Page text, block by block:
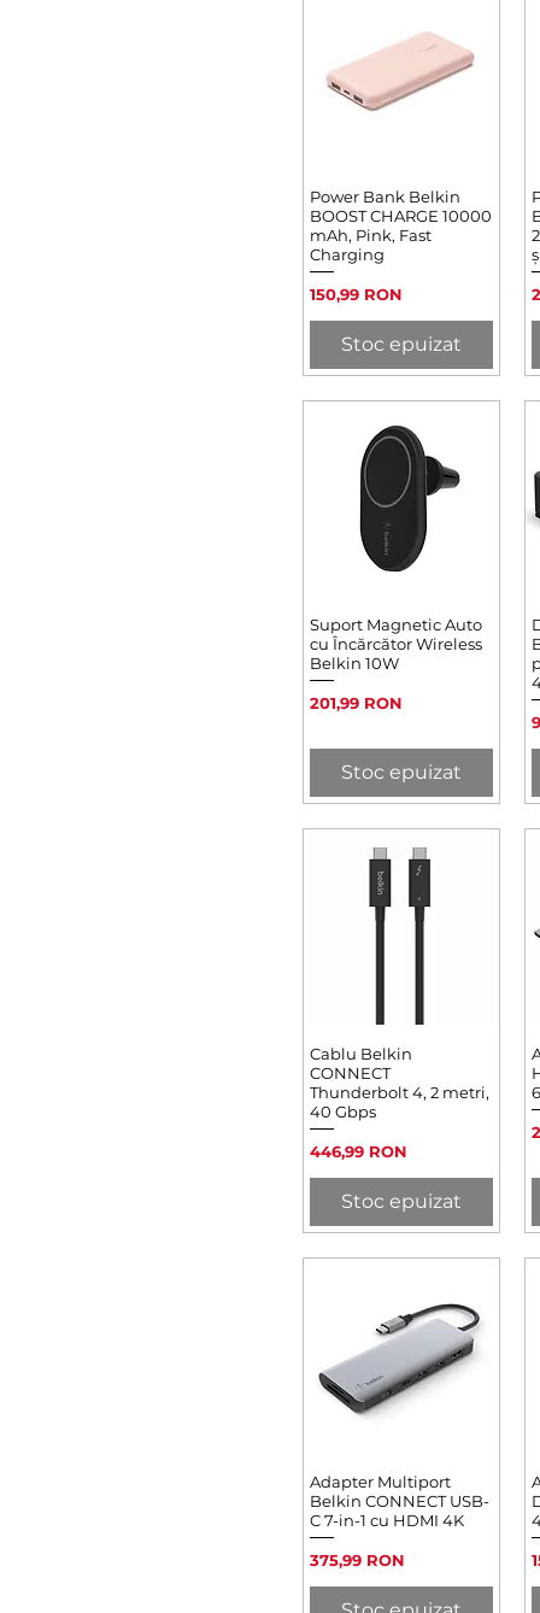
Afișare rapidă
Power Bank Belkin
BOOST CHARGE 10000
mAh, Pink, Fast
Charging
Preț
150,99 RON
Stoc epuizat
Afișare rapidă
Suport Magnetic Auto
cu Încărcător Wireless
Belkin 10W
Preț
201,99 RON
Stoc epuizat
Afișare rapidă
Cablu Belkin
CONNECT
Thunderbolt 4, 2 metri,
40 Gbps
Preț
446,99 RON
Stoc epuizat
Afișare rapidă
Adapter Multiport
Belkin CONNECT USB-
C 7-in-1 cu HDMI 4K
Preț
375,99 RON